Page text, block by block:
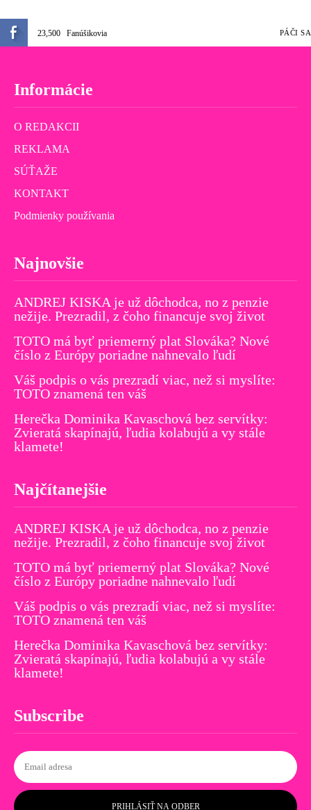
23,500 Fanúšikovia PÁČI SA
Informácie
O REDAKCII
REKLAMA
SÚŤAŽE
KONTAKT
Podmienky používania
Najnovšie
ANDREJ KISKA je už dôchodca, no z penzie
nežije. Prezradil, z čoho financuje svoj život
TOTO má byť priemerný plat Slováka? Nové
číslo z Európy poriadne nahnevalo ľudí
Váš podpis o vás prezradí viac, než si myslíte:
TOTO znamená ten váš
Herečka Dominika Kavaschová bez servítky:
Zvieratá skapínajú, ľudia kolabujú a vy stále
klamete!
Najčítanejšie
ANDREJ KISKA je už dôchodca, no z penzie
nežije. Prezradil, z čoho financuje svoj život
TOTO má byť priemerný plat Slováka? Nové
číslo z Európy poriadne nahnevalo ľudí
Váš podpis o vás prezradí viac, než si myslíte:
TOTO znamená ten váš
Herečka Dominika Kavaschová bez servítky:
Zvieratá skapínajú, ľudia kolabujú a vy stále
klamete!
Subscribe
PRIHLÁSIŤ NA ODBER